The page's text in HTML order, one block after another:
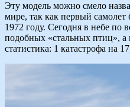
Эту модель можно смело
мире, так как первый
1972 году. Сегодня в небе по
подобных «стальных птиц», а
статистика: 1 катастрофа на